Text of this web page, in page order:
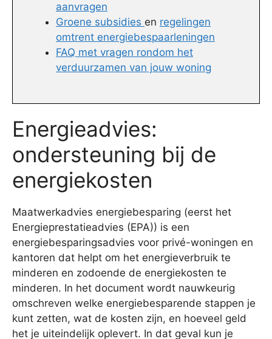
aanvragen
Groene subsidies en regelingen
omtrent energiebespaarleningen
FAQ met vragen rondom het
verduurzamen van jouw woning
Energieadvies:
ondersteuning bij de
energiekosten
Maatwerkadvies energiebesparing (eerst het
Energieprestatieadvies (EPA)) is een
energiebesparingsadvies voor privé-woningen en
kantoren dat helpt om het energieverbruik te
minderen en zodoende de energiekosten te
minderen. In het document wordt nauwkeurig
omschreven welke energiebesparende stappen je
kunt zetten, wat de kosten zijn, en hoeveel geld
het je uiteindelijk oplevert. In dat geval kun je